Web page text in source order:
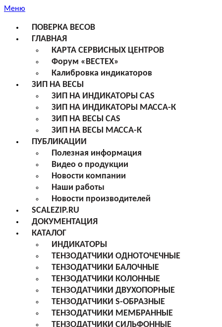
Меню
ПОВЕРКА ВЕСОВ
ГЛАВНАЯ
КАРТА СЕРВИСНЫХ ЦЕНТРОВ
Форум «ВЕСТЕХ»
Калибровка индикаторов
ЗИП НА ВЕСЫ
ЗИП НА ИНДИКАТОРЫ CAS
ЗИП НА ИНДИКАТОРЫ МАССА-К
ЗИП НА ВЕСЫ CAS
ЗИП НА ВЕСЫ МАССА-К
ПУБЛИКАЦИИ
Полезная информация
Видео о продукции
Новости компании
Наши работы
Новости производителей
SCALEZIP.RU
ДОКУМЕНТАЦИЯ
КАТАЛОГ
ИНДИКАТОРЫ
ТЕНЗОДАТЧИКИ ОДНОТОЧЕЧНЫЕ
ТЕНЗОДАТЧИКИ БАЛОЧНЫЕ
ТЕНЗОДАТЧИКИ КОЛОННЫЕ
ТЕНЗОДАТЧИКИ ДВУХОПОРНЫЕ
ТЕНЗОДАТЧИКИ S-ОБРАЗНЫЕ
ТЕНЗОДАТЧИКИ МЕМБРАННЫЕ
ТЕНЗОДАТЧИКИ СИЛЬФОННЫЕ